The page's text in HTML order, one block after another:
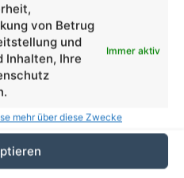
von Betrug
und
Inhalten, Ihre
Immer aktiv
mehr über diese Zwecke
Tür an den
Lobetal